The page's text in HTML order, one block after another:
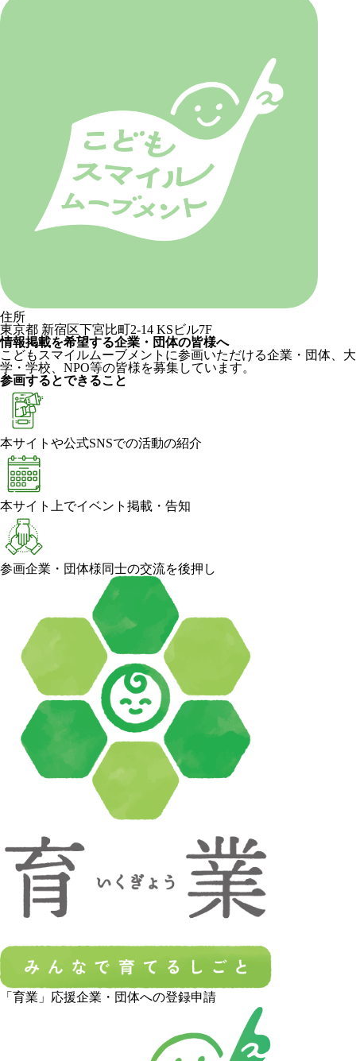
住所
東京都 新宿区下宮比町2-14 KSビル7F
情報掲載を希望する企業・団体の皆様へ
こどもスマイルムーブメントに参画いただける企業・団体、大
学・学校、NPO等の皆様を募集しています。
参画するとできること
本サイトや公式SNSでの活動の紹介
本サイト上でイベント掲載・告知
参画企業・団体様同士の交流を後押し
「育業」応援企業・団体への登録申請